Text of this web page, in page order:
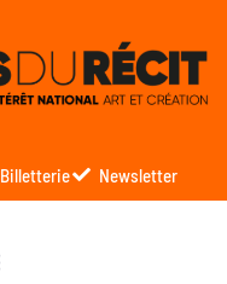
Billetterie Newsletter